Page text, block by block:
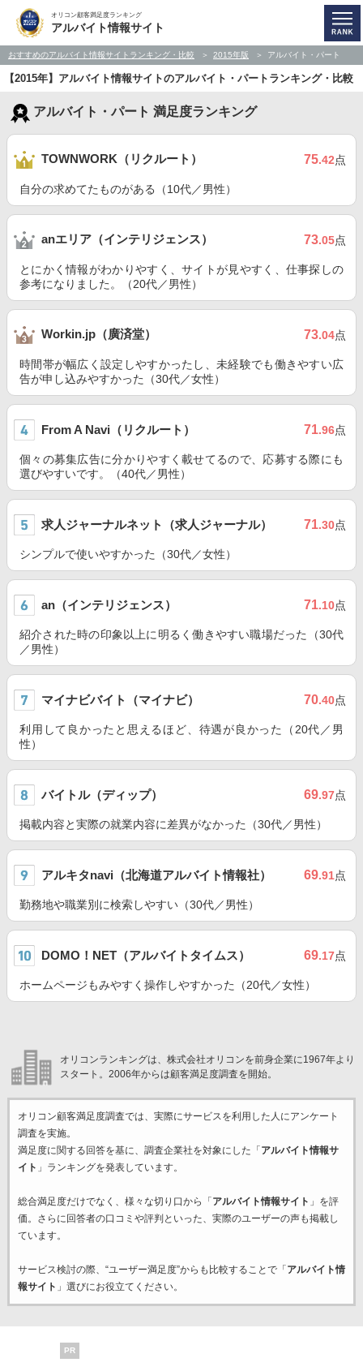
オリコン顧客満足度ランキング
アルバイト情報サイト
おすすめのアルバイト情報サイトランキング・比較 2015年版 アルバイト・パート
【2015年】アルバイト情報サイトのアルバイト・パートランキング・比較
アルバイト・パート 満足度ランキング
TOWNWORK（リクルート） 75.42点
自分の求めてたものがある（10代／男性）
anエリア（インテリジェンス） 73.05点
とにかく情報がわかりやすく、サイトが見やすく、仕事探しの
参考になりました。（20代／男性）
Workin.jp（廣済堂） 73.04点
時間帯が幅広く設定しやすかったし、未経験でも働きやすい広
告が申し込みやすかった（30代／女性）
From A Navi（リクルート） 71.96点
個々の募集広告に分かりやすく載せてるので、応募する際にも
選びやすいです。（40代／男性）
求人ジャーナルネット（求人ジャーナル） 71.30点
シンプルで使いやすかった（30代／女性）
an（インテリジェンス） 71.10点
紹介された時の印象以上に明るく働きやすい職場だった（30代
／男性）
マイナビバイト（マイナビ） 70.40点
利用して良かったと思えるほど、待遇が良かった（20代／男
性）
バイトル（ディップ） 69.97点
掲載内容と実際の就業内容に差異がなかった（30代／男性）
アルキタnavi（北海道アルバイト情報社） 69.91点
勤務地や職業別に検索しやすい（30代／男性）
DOMO！NET（アルバイトタイムス） 69.17点
ホームページもみやすく操作しやすかった（20代／女性）
オリコンランキングは、株式会社オリコンを前身企業に1967年より
スタート。2006年からは顧客満足度調査を開始。
オリコン顧客満足度調査では、実際にサービスを利用した 人にアンケート
調査を実施。
満足度に関する回答を基に、調査企業社を対象にした「 アルバイト情報サ
イト 」ランキングを発表しています。
総合満足度だけでなく、様々な切り口から「 アルバイト情報サイト 」を評
価。さらに回答者の口コミや評判といった、実際のユーザーの声も掲載し
ています。
サービス検討の際、“ユーザー満足度”からも比較することで「 アルバイト情
報サイト 」選びにお役立てください。
PR